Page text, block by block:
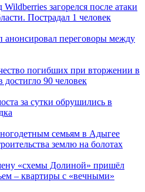
Wildberries загорелся после атаки
Пострадал 1 человек
анонсировал переговоры между
погибших при вторжении в
90 человек
за сутки обрушились в
семьям в Адыгее
землю на болотах
«схемы Долиной» пришёл
– квартиры с «вечными»